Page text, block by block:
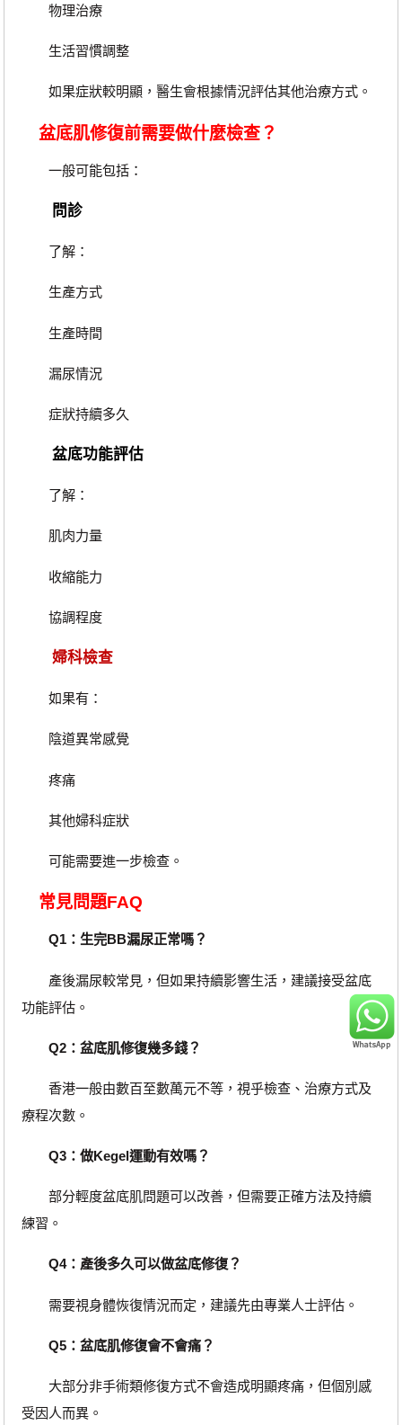
物理治療
生活習慣調整
如果症狀較明顯，醫生會根據情況評估其他治療方式。
盆底肌修復前需要做什麼檢查？
一般可能包括：
問診
了解：
生產方式
生產時間
漏尿情況
症狀持續多久
盆底功能評估
了解：
肌肉力量
收縮能力
協調程度
婦科檢查
如果有：
陰道異常感覺
疼痛
其他婦科症狀
可能需要進一步檢查。
常見問題FAQ
Q1：生完BB漏尿正常嗎？
產後漏尿較常見，但如果持續影響生活，建議接受盆底
功能評估。
Q2：盆底肌修復幾多錢？
香港一般由數百至數萬元不等，視乎檢查、治療方式及
療程次數。
Q3：做Kegel運動有效嗎？
部分輕度盆底肌問題可以改善，但需要正確方法及持續
練習。
Q4：產後多久可以做盆底修復？
需要視身體恢復情況而定，建議先由專業人士評估。
Q5：盆底肌修復會不會痛？
大部分非手術類修復方式不會造成明顯疼痛，但個別感
受因人而異。